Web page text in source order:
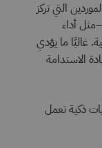
التي تركز
أداء
غالبًا ما يؤدي
الاستدامة
ذكية تعمل